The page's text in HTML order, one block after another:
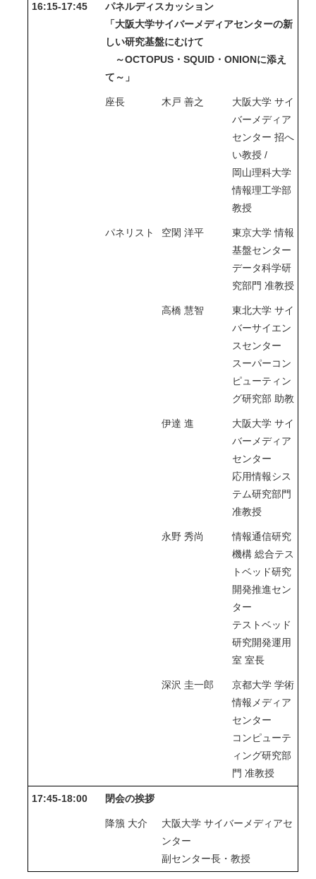
16:15-17:45
パネルディスカッション
「大阪大学サイバーメディアセンターの新
しい研究基盤にむけて
～OCTOPUS・SQUID・ONIONに添え
て～」
座長 木戸 善之
大阪大学 サイ
バーメディア
センター 招へ
い教授 /
岡山理科大学
情報理工学部
教授
パネリスト 空閑 洋平
東京大学 情報
基盤センター
データ科学研
究部門 准教授
高橋 慧智
東北大学 サイ
バーサイエン
スセンター
スーパーコン
ピューティン
グ研究部 助教
伊達 進
大阪大学 サイ
バーメディア
センター
応用情報シス
テム研究部門
准教授
永野 秀尚
情報通信研究
機構 総合テス
トベッド研究
開発推進セン
ター
テストベッド
研究開発運用
室 室長
深沢 圭一郎
京都大学 学術
情報メディア
センター
コンピューテ
ィング研究部
門 准教授
17:45-18:00 閉会の挨拶
降籏 大介
大阪大学 サイバーメディアセ
ンター
副センター長・教授